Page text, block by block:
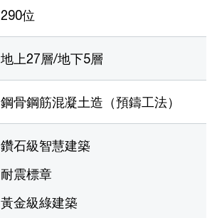
290位
地上27層/地下5層
鋼骨鋼筋混凝土造（預鑄工法）
鑽石級智慧建築
耐震標章
黃金級綠建築